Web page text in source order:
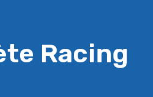
Racing